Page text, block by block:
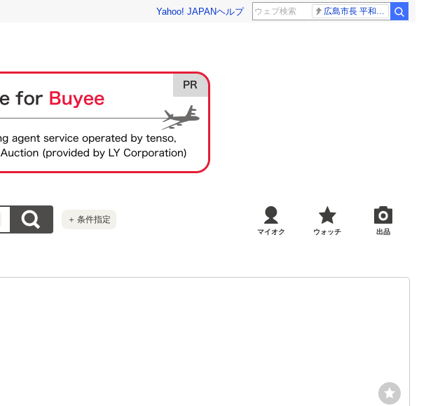
Yahoo! JAPANヘルプ 広島市長 平和宣言
＋ 条件指定
マイオク ウォッチ 出品